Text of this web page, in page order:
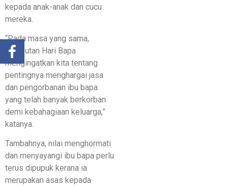
kepada anak-anak dan cucu
mereka.
“Pada masa yang sama,
sambutan Hari Bapa
mengingatkan kita tentang
pentingnya menghargai jasa
dan pengorbanan ibu bapa
yang telah banyak berkorban
demi kebahagiaan keluarga,”
katanya.
Tambahnya, nilai menghormati
dan menyayangi ibu bapa perlu
terus dipupuk kerana ia
merupakan asas kepada